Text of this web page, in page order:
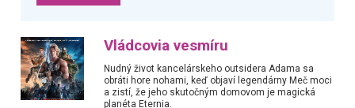
Vládcovia vesmíru
Nudný život kancelárskeho outsidera Adama sa
obráti hore nohami, keď objaví legendárny Meč moci
a zistí, že jeho skutočným domovom je magická
planéta Eternia.